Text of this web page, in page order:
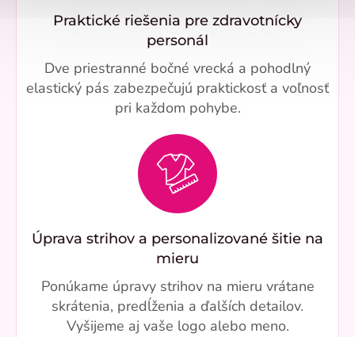
Praktické riešenia pre zdravotnícky
personál
Dve priestranné bočné vrecká a pohodlný
elastický pás zabezpečujú praktickosť a voľnosť
pri každom pohybe.
Úprava strihov a personalizované šitie na
mieru
Ponúkame úpravy strihov na mieru vrátane
skrátenia, predĺženia a ďalších detailov.
Vyšijeme aj vaše logo alebo meno.